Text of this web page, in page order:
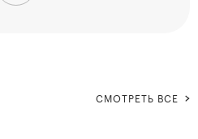
СМОТРЕТЬ ВСЕ